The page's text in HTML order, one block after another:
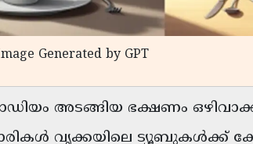
Generated by GPT
അടങ്ങിയ ഭക്ഷണം
വൃക്കയിലെ ട്യൂബുകൾക്ക്